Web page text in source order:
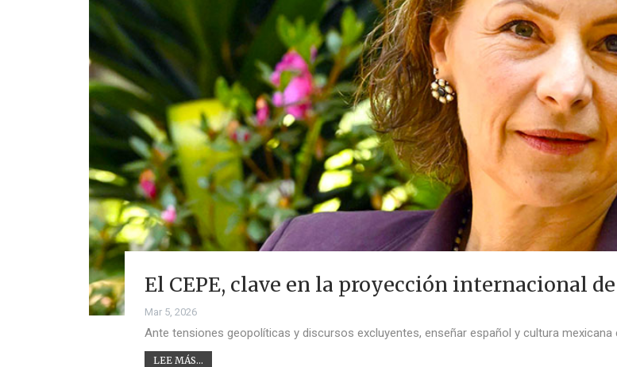
El CEPE, clave en la proyección internacional
Mar 5, 2026
Ante tensiones geopolíticas y discursos excluyentes, enseñar español y cultura
LEE MÁS...